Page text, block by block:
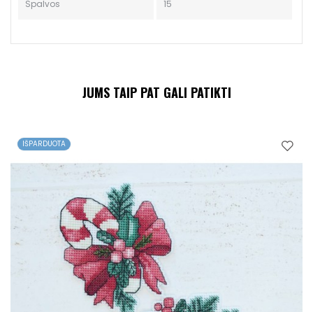
Spalvos 15
JUMS TAIP PAT GALI PATIKTI
IŠPARDUOTA